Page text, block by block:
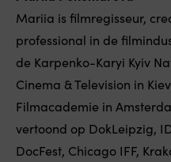
Mariia is filmregisseur,
professional in de
de Karpenko-Karyi Kyiv
Cinema & Television in
Filmacademie in
vertoond op DokLeipzig,
DocFest, Chicago IFF,